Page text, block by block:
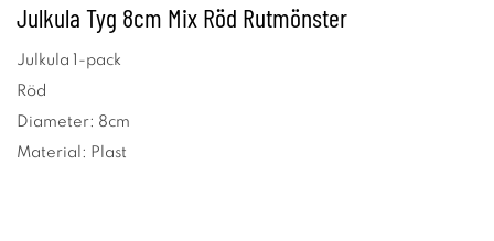
Julkula Tyg 8cm Mix Röd Rutmönster
Julkula 1-pack
Röd
Diameter: 8cm
Material: Plast